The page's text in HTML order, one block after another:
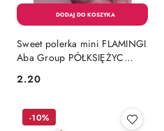
Sweet polerka mini FLAMINGI
Aba Group PÓŁKSIĘŻYC
Cena:
2.20
-10%